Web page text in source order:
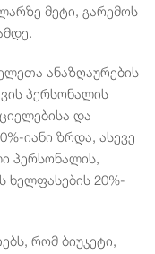
მეტი, გარემოს
ანაზღაურების
პერსონალის
და
იანი ზრდა, ასევე
პერსონალის,
ხელფასების 20%-
რომ ბიუჯეტი,